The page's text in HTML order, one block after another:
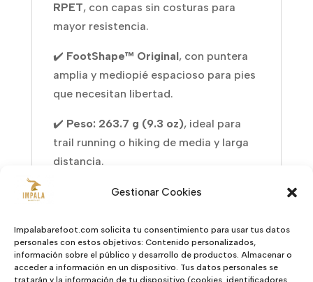
Gestionar Cookies
Impalabarefoot.com solicita tu consentimiento para usar tus datos
personales con estos objetivos: Contenido personalizados,
información sobre el público y desarrollo de productos. Almacenar o
acceder a información en un dispositivo. Tus datos personales se
tratarán y la información de tu dispositivo (cookies, identificadores
RPET, con capas sin costuras para
mayor resistencia.
✔️ FootShape™ Original, con puntera
amplia y mediopié espacioso para pies
que necesitan libertad.
✔️ Peso: 263.7 g (9.3 oz), ideal para
trail running o hiking de media y larga
distancia.
Lone Peak 9+no solo disfrutarás de un
terreno... experimentarás un
rendimientosimplemente legendario. 🌄🔥